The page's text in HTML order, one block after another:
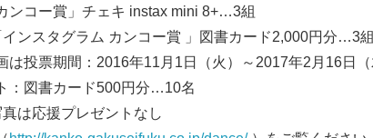
ェキ instax mini 8+…3組
グラム カンコー賞 」図書カード2,000円分…3
は投票期間：2016年11月1日（火）～2017年2月16日
ード500円分…10名
プレゼントなし